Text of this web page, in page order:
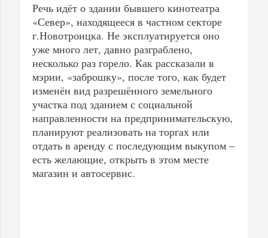
Речь идёт о здании бывшего кинотеатра
«Север», находящееся в частном секторе
г.Новотроицка. Не эксплуатируется оно
уже много лет, давно разграблено,
несколько раз горело. Как рассказали в
мэрии, «заброшку», после того, как будет
изменён вид разрешённого земельного
участка под зданием с социальной
направленности на предпринимательскую,
планируют реализовать на торгах или
отдать в аренду с последующим выкупом –
есть желающие, открыть в этом месте
магазин и автосервис.